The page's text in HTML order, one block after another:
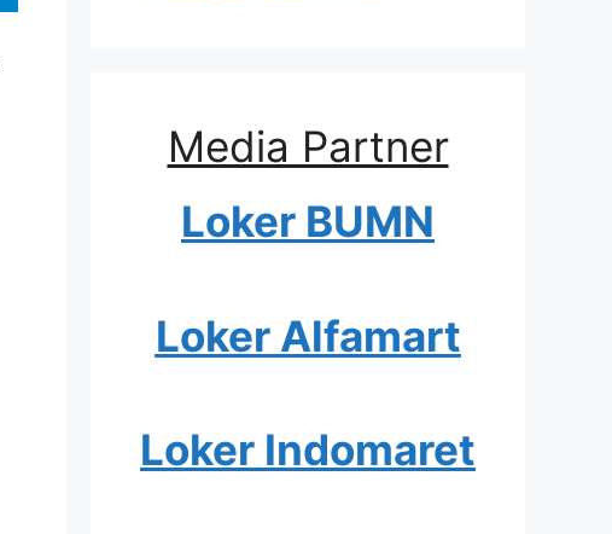
Media Partner
Loker BUMN
Loker Alfamart
Loker Indomaret